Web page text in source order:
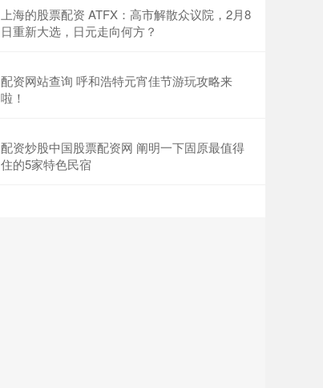
上海的股票配资 ATFX：高市解散众议院，2月8
日重新大选，日元走向何方？
配资网站查询 呼和浩特元宵佳节游玩攻略来
啦！
配资炒股中国股票配资网 阐明一下固原最值得
住的5家特色民宿